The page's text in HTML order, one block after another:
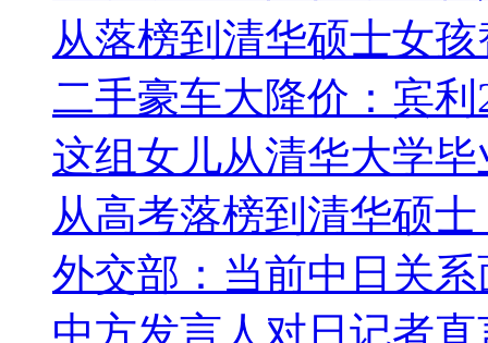
从落榜到清华硕士女
二手豪车大降价：宾
这组女儿从清华大学
从高考落榜到清华硕
外交部：当前中日关
中方发言人对日记者